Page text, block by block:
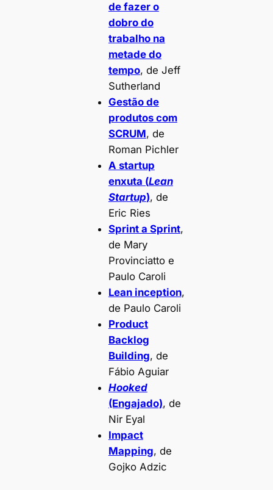
de fazer o
dobro do
trabalho na
metade do
tempo, de Jeff
Sutherland
Gestão de
produtos com
SCRUM, de
Roman Pichler
A startup
enxuta (Lean
Startup), de
Eric Ries
Sprint a Sprint,
de Mary
Provinciatto e
Paulo Caroli
Lean inception,
de Paulo Caroli
Product
Backlog
Building, de
Fábio Aguiar
Hooked
(Engajado), de
Nir Eyal
Impact
Mapping, de
Gojko Adzic